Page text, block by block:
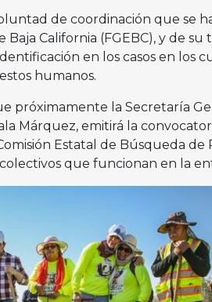
de coordinación que se
California (FGEBC), y de
en los casos en los
humanos.
próximamente la Secretaría
Márquez, emitirá la
Estatal de Búsqueda de
que funcionan en la